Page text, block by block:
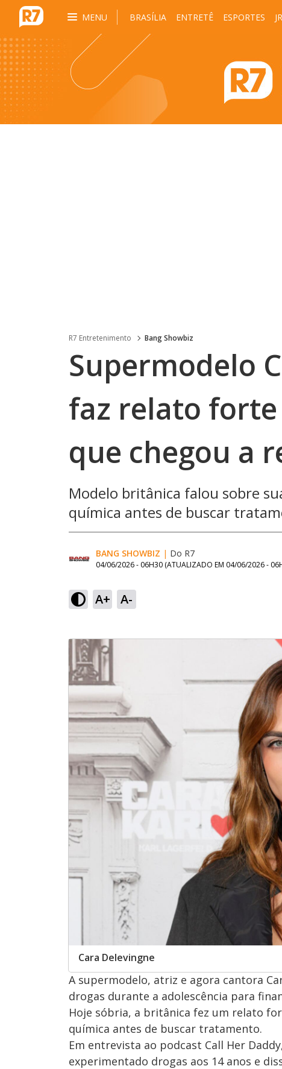
MENU BRASÍLIA ENTRETÊ ESPORTES
R7 Entretenimento Bang Showbiz
Supermodelo
faz relato
que chegou a
Modelo britânica falou sobre
química antes de buscar
BANG SHOWBIZ | Do R7
04/06/2026 - 06H30 (ATUALIZADO EM 04/06/2026 -
A+ A-
Cara Delevingne
A supermodelo, atriz e agora cantora
drogas durante a adolescência para
Hoje sóbria, a britânica fez um relato
química antes de buscar tratamento.
Em entrevista ao podcast Call Her
experimentado drogas aos 14 anos e